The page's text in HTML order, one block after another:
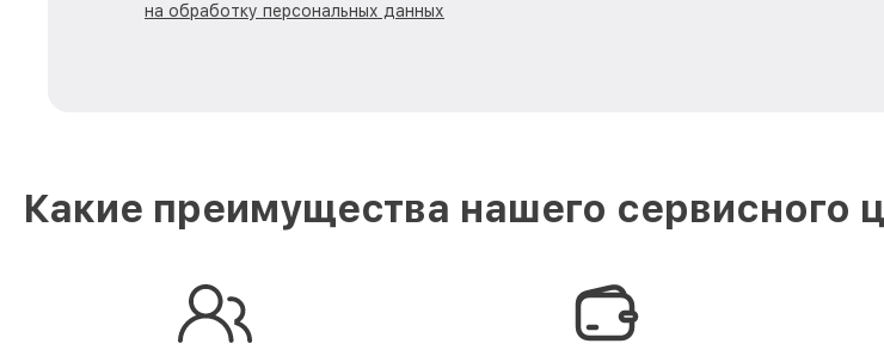
на обработку персональных данных
Какие преимущества нашего сервисного